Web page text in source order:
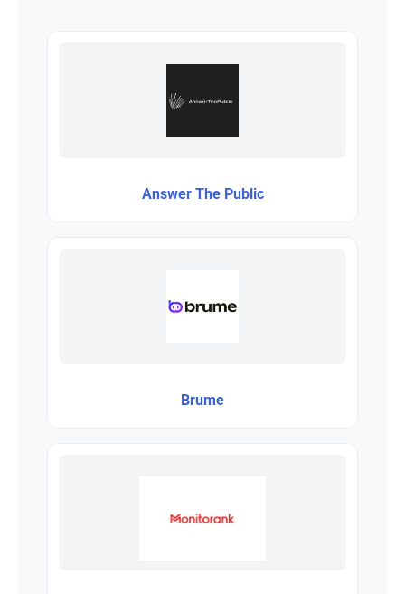
Answer The Public
Brume